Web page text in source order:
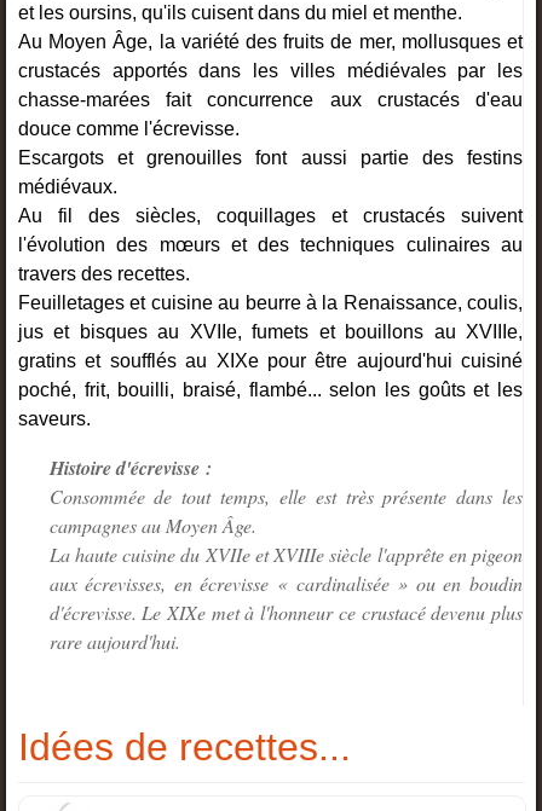
et les oursins, qu'ils cuisent dans du miel et menthe.
Au Moyen Âge, la variété des fruits de mer, mollusques et
crustacés apportés dans les villes médiévales par les
chasse-marées fait concurrence aux crustacés d'eau
douce comme l'écrevisse.
Escargots et grenouilles font aussi partie des festins
médiévaux.
Au fil des siècles, coquillages et crustacés suivent
l'évolution des mœurs et des techniques culinaires au
travers des recettes.
Feuilletages et cuisine au beurre à la Renaissance, coulis,
jus et bisques au XVIIe, fumets et bouillons au XVIIIe,
gratins et soufflés au XIXe pour être aujourd'hui cuisiné
poché, frit, bouilli, braisé, flambé... selon les goûts et les
saveurs.
Histoire d'écrevisse :
Consommée de tout temps, elle est très présente dans les
campagnes au Moyen Âge.
La haute cuisine du XVIIe et XVIIIe siècle l'apprête en pigeon
aux écrevisses, en écrevisse « cardinalisée » ou en boudin
d'écrevisse. Le XIXe met à l'honneur ce crustacé devenu plus
rare aujourd'hui.
Idées de recettes...